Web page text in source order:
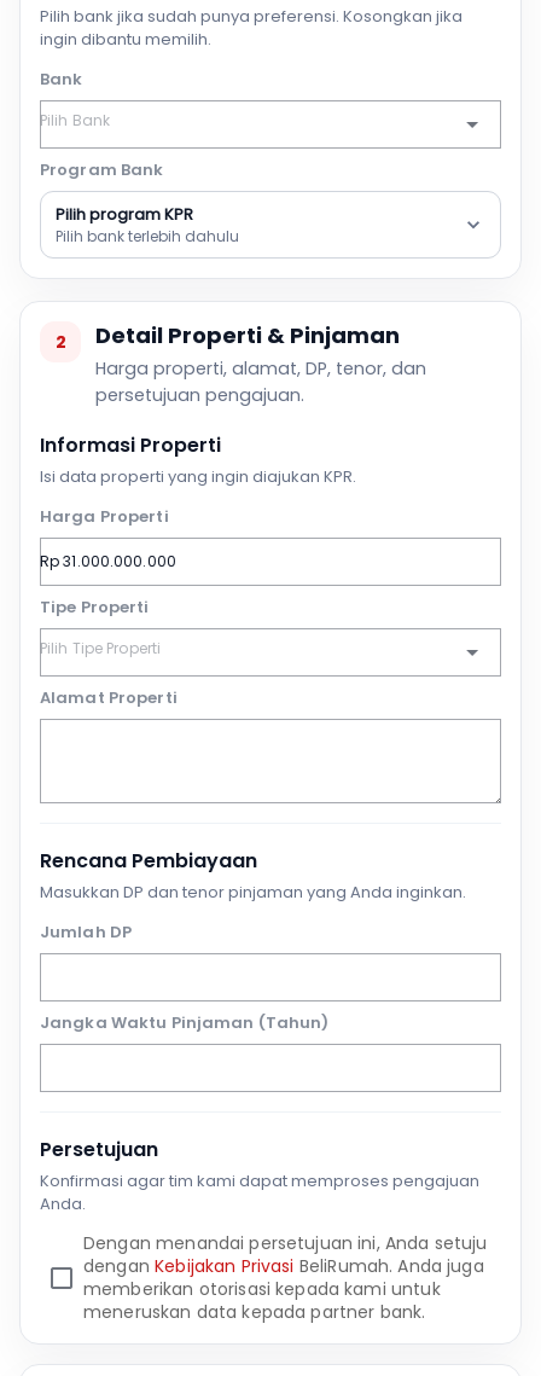
Pilih bank jika sudah punya preferensi. Kosongkan jika
ingin dibantu memilih.
Bank
Program Bank
Pilih program KPR
Pilih bank terlebih dahulu
2 Detail Properti & Pinjaman
Harga properti, alamat, DP, tenor, dan
persetujuan pengajuan.
Informasi Properti
Isi data properti yang ingin diajukan KPR.
Harga Properti
Tipe Properti
Alamat Properti
Rencana Pembiayaan
Masukkan DP dan tenor pinjaman yang Anda inginkan.
Jumlah DP
Jangka Waktu Pinjaman (Tahun)
Persetujuan
Konfirmasi agar tim kami dapat memproses pengajuan
Anda.
Dengan menandai persetujuan ini, Anda setuju
denganKebijakan Privasi BeliRumah. Anda juga
memberikan otorisasi kepada kami untuk
meneruskan data kepada partner bank.